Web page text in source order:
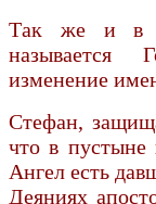
Так же и в
называется
изменение
Стефан,
что в
Ангел есть
Деяниях